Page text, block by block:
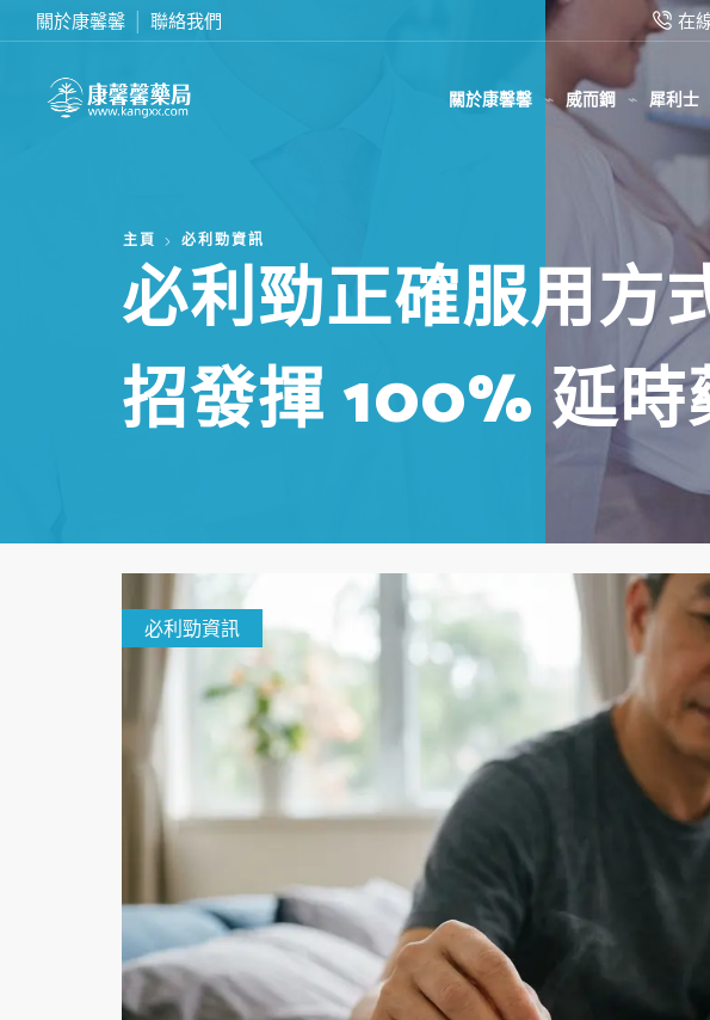
關於康馨馨 聯絡我們在線訂購或致電我們 0437070132
關於康馨馨 威而鋼 犀利士
主頁 必利勁資訊
必利勁正確服用方
招發揮 100% 延時
必利勁資訊